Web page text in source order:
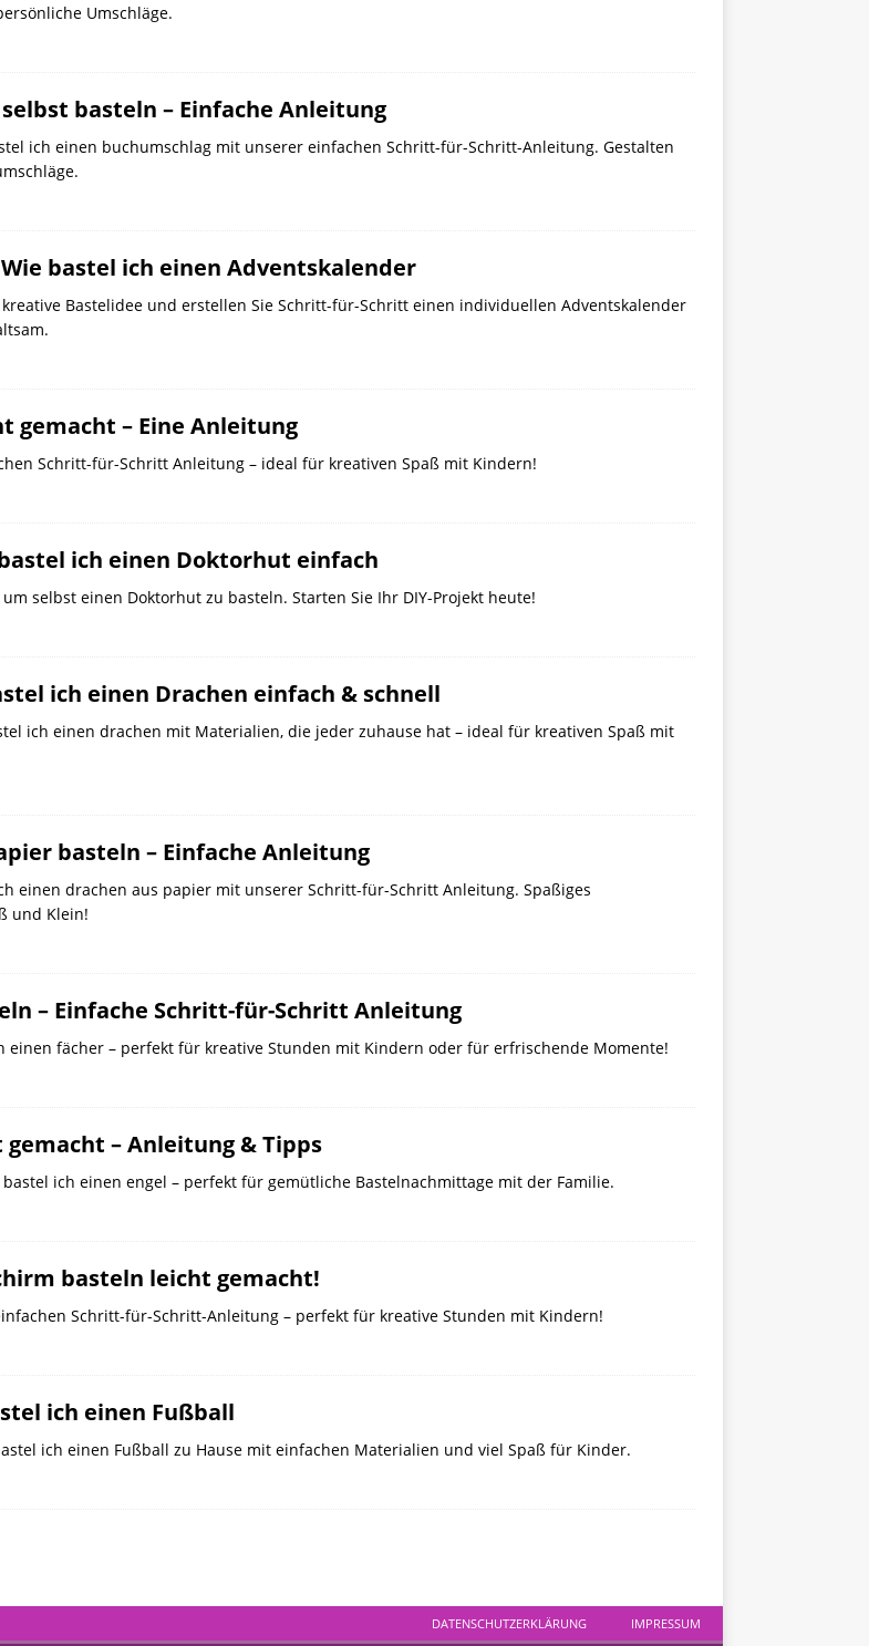
Umschläge.
basteln – Einfache Anleitung
ich einen buchumschlag mit unserer einfachen Schritt-für-Schritt-Anleitung. Gestalten
bastel ich einen Adventskalender
kreative Bastelidee und erstellen Sie Schritt-für-Schritt einen individuellen Adventskalender
gemacht – Eine Anleitung
Schritt-für-Schritt Anleitung – ideal für kreativen Spaß mit Kindern!
ich einen Doktorhut einfach
selbst einen Doktorhut zu basteln. Starten Sie Ihr DIY-Projekt heute!
ich einen Drachen einfach & schnell
ich einen drachen mit Materialien, die jeder zuhause hat – ideal für kreativen Spaß mit
basteln – Einfache Anleitung
einen drachen aus papier mit unserer Schritt-für-Schritt Anleitung. Spaßiges
und Klein!
– Einfache Schritt-für-Schritt Anleitung
einen fächer – perfekt für kreative Stunden mit Kindern oder für erfrischende Momente!
– Anleitung & Tipps
ich einen engel – perfekt für gemütliche Bastelnachmittage mit der Familie.
basteln leicht gemacht!
Schritt-für-Schritt-Anleitung – perfekt für kreative Stunden mit Kindern!
ich einen Fußball
ich einen Fußball zu Hause mit einfachen Materialien und viel Spaß für Kinder.
DATENSCHUTZERKLÄRUNG IMPRESSUM